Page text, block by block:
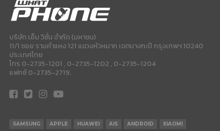
บริษัท เอ็ม วิชั่น จำกัด (มหาชน)
11/1 ซอย รามคำแหง 121 แขวงหัวหมาก เขตบางกะปี กรุงเทพฯ 10240
ประเทศไทย
โทร 0-2735-1201 , 0-2735-1202 , 0-2735-1204
แฟกซ์ 0-2735-2719.
SAMSUNG APPLE HUAWEI AIS ANDROID
XIAOMI